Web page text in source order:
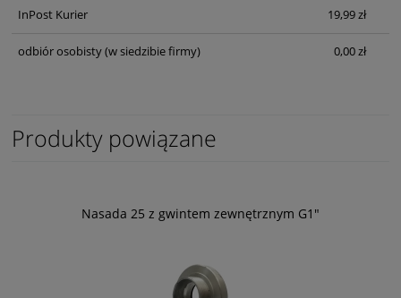
InPost Kurier 19,99 zł
odbiór osobisty(w siedzibie firmy) 0,00 zł
Produkty powiązane
Nasada 25 z gwintem zewnętrznym G1"